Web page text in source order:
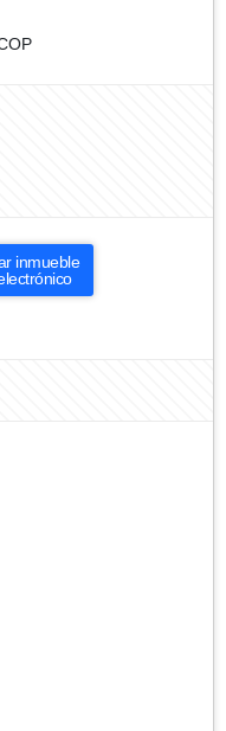
inmueble